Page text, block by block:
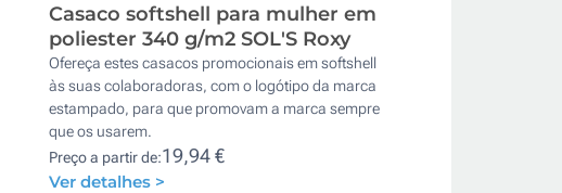
Casaco softshell para mulher em
poliester 340 g/m2 SOL'S Roxy
Ofereça estes casacos promocionais em softshell
às suas colaboradoras, com o logótipo da marca
estampado, para que promovam a marca sempre
que os usarem.
Preço a partir de:19,94 €
Ver detalhes >